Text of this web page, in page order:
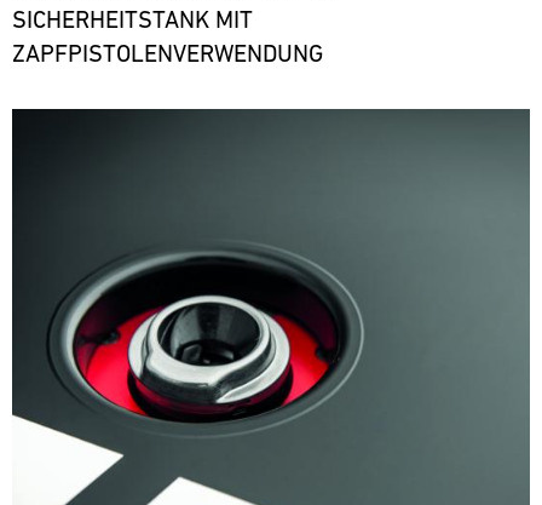
SICHERHEITSTANK MIT
ZAPFPISTOLENVERWENDUNG